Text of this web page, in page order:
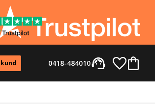
support_agent
0418-484010